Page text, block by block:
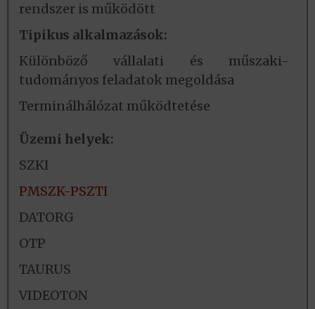
rendszer is működött
Tipikus alkalmazások:
Különböző vállalati és műszaki-
tudományos feladatok megoldása
Terminálhálózat működtetése
Üzemi helyek:
SZKI
PMSZK-PSZTI
DATORG
OTP
TAURUS
VIDEOTON